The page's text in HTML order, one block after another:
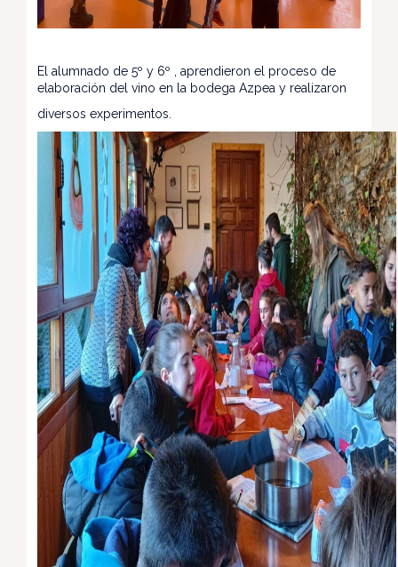
El alumnado de 5º y 6º , aprendieron el proceso de
elaboración del vino en la bodega Azpea y realizaron
diversos experimentos.